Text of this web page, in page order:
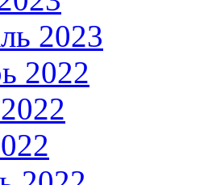
2023
2022